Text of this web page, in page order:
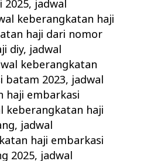
2025, jadwal
keberangkatan haji
haji dari nomor
diy, jadwal
keberangkatan
batam 2023, jadwal
haji embarkasi
keberangkatan haji
, jadwal
haji embarkasi
2025, jadwal